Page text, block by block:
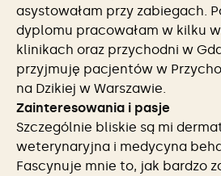
asystowałam przy zabiegach.
dyplomu pracowałam w kilku
klinikach oraz przychodni w
przyjmuję pacjentów w
na Dzikiej w Warszawie.
Zainteresowania i pasje
Szczególnie bliskie są mi
weterynaryjna i medycyna
Fascynuje mnie to, jak bardzo